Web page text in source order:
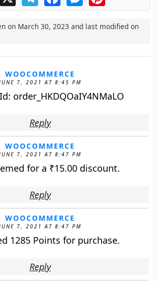
on March 30, 2023 and last modified on
WOOCOMMERCE
7, 2021 AT 8:45 PM
order_HKDQOaIY4NMaLO
Reply
WOOCOMMERCE
7, 2021 AT 8:47 PM
for a ₹15.00 discount.
Reply
WOOCOMMERCE
7, 2021 AT 8:47 PM
1285 Points for purchase.
Reply